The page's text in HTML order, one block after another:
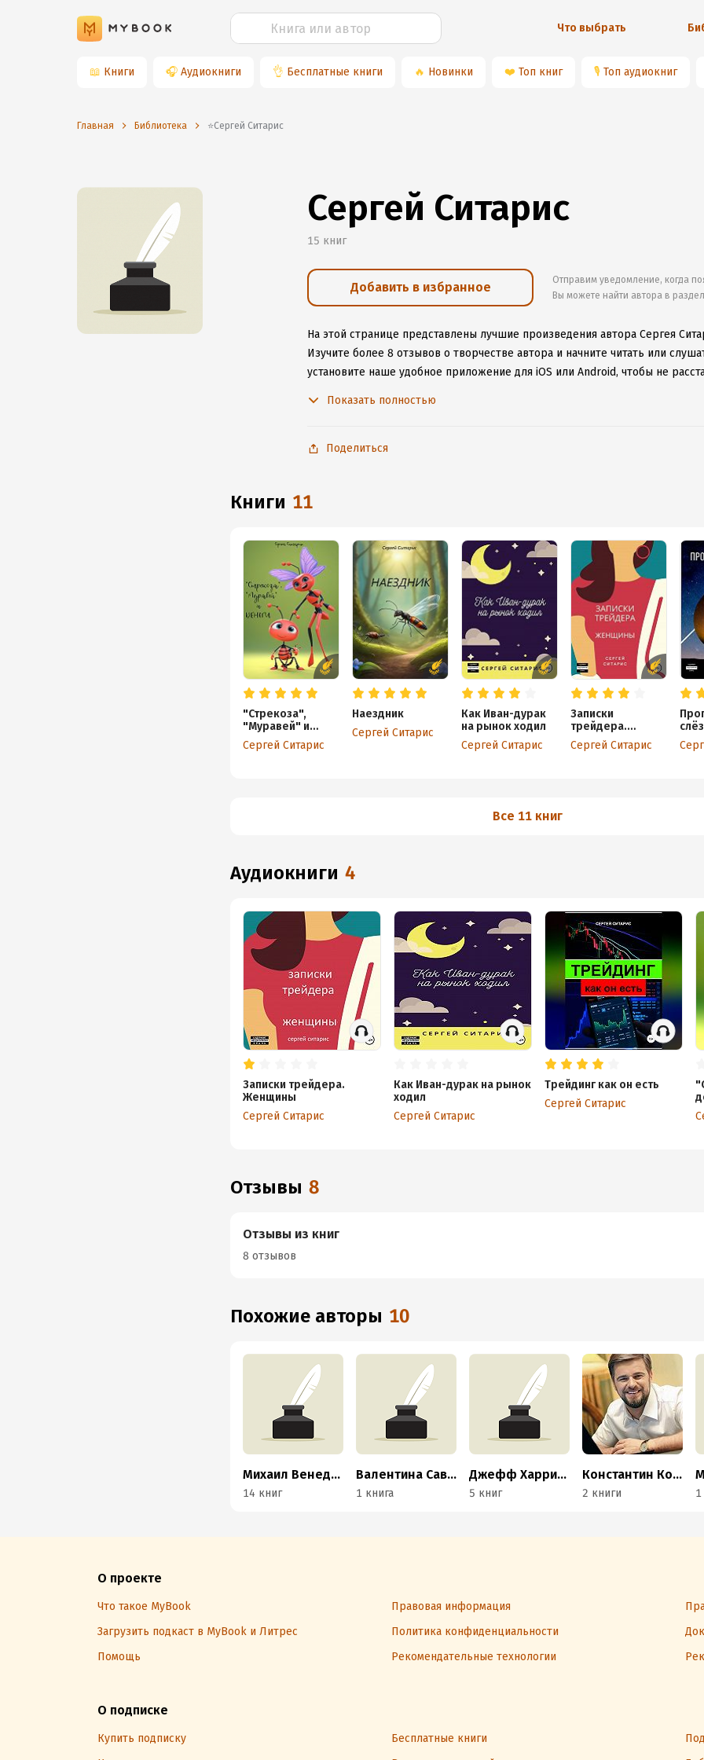
Что выбрать
📖 Книги 🎧 Аудиокниги 👌 Бесплатные книги 🔥 Новинки ❤️ Топ книг 🎙 Топ аудиокниг
Главная Библиотека ⭐️Сергей Ситарис
Сергей Ситарис
15 книг
Добавить в избранное
Отправим уведомление, когда
Вы можете найти автора в
На этой странице представлены лучшие произведения автора Сергея
Изучите более 8 отзывов о творчестве автора и начните читать или
установите наше удобное приложение для iOS или Android, чтобы не
Показать полностью
Поделиться
книги 11
"Стрекоза",
"Муравей" и
деньги
Сергей Ситарис
Наездник
Сергей Ситарис
Как Иван-дурак
на рынок ходил
Сергей Ситарис
Записки
трейдера.
Женщины
Сергей Ситарис
Все 11 книг
аудиокниги 4
Записки трейдера.
Женщины
Сергей Ситарис
Как Иван-дурак на рынок
ходил
Сергей Ситарис
Трейдинг как он есть
Сергей Ситарис
Отзывы 8
Отзывы из книг
8 отзывов
Похожие авторы 10
Михаил Венедиктов
14 книг
Валентина Савенкова
1 книга
Джефф Харрис Смит
5 книг
Константин Кондаков
2 книги 1
О проекте
Что такое MyBook Правовая информация
Загрузить подкаст в MyBook и Литрес
Политика конфиденциальности
Помощь
Рекомендательные технологии
О подписке
Купить подписку Бесплатные книги